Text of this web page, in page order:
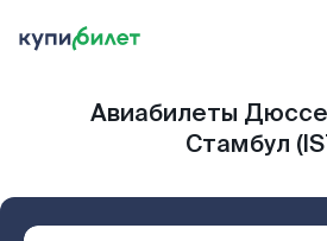
Авиабилеты
Стамбул